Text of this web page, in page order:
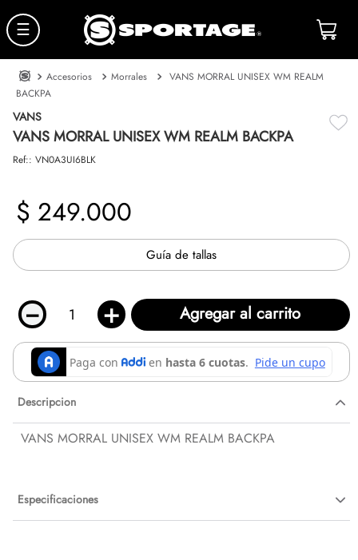
☰
Accesorios Morrales
VANS MORRAL UNISEX WM REALM
BACKPA
VANS
VANS MORRAL UNISEX WM REALM BACKPA
Ref:: VN0A3UI6BLK
$ 249.000
Guía de tallas
＋
－ Agregar al carrito
Descripcion
VANS MORRAL UNISEX WM REALM BACKPA
Especificaciones